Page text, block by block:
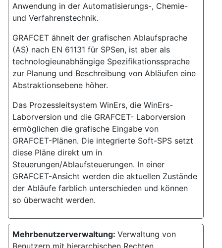
Anwendung in der Automatisierungs-, Chemie-
und Verfahrenstechnik.
GRAFCET ähnelt der grafischen Ablaufsprache
(AS) nach EN 61131 für SPSen, ist aber als
technologieunabhängige Spezifikationssprache
zur Planung und Beschreibung von Abläufen eine
Abstraktionsebene höher.
Das Prozessleitsystem WinErs, die WinErs-
Laborversion und die GRAFCET- Laborversion
ermöglichen die grafische Eingabe von
GRAFCET-Plänen. Die integrierte Soft-SPS setzt
diese Pläne direkt um in
Steuerungen/Ablaufsteuerungen. In einer
GRAFCET-Ansicht werden die aktuellen Zustände
der Abläufe farblich unterschieden und können
so überwacht werden.
Mehrbenutzerverwaltung:Verwaltung von